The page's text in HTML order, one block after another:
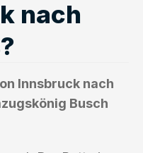
nach
Innsbruck nach
Busch